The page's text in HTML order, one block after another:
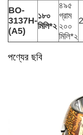
BO-
3137H-
(A5)
১৮০
মিলি*২
৪৯৫
গ্রাম
২০০
মিলি*২
পণ্যের ছবি